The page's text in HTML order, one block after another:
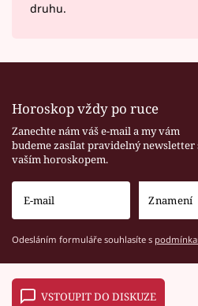
druhu.
Horoskop vždy po ruce
Zanechte nám váš e-mail a my vám
budeme zasílat pravidelný newsletter
vaším horoskopem.
Odesláním formuláře souhlasíte s
VSTOUPIT DO DISKUZE